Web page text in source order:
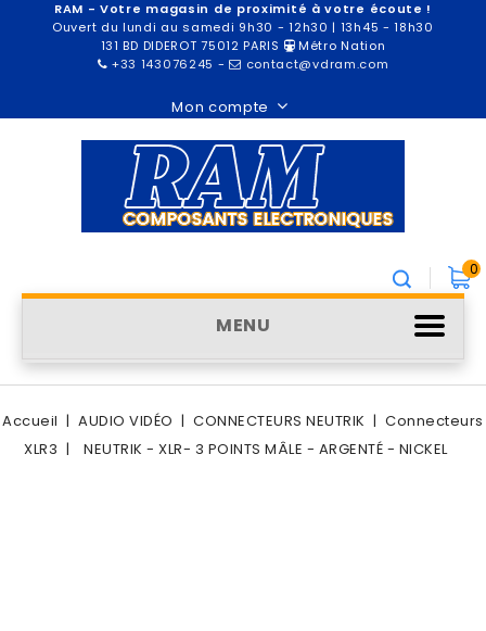
RAM - Votre magasin de proximité à votre écoute !
Ouvert du lundi au samedi 9h30 - 12h30 | 13h45 - 18h30
131 BD DIDEROT 75012 PARIS
Métro Nation
+33 143076245 - contact@vdram.com
Mon compte
0
MENU
Accueil AUDIO VIDÉO CONNECTEURS NEUTRIK
Connecteurs
XLR3
NEUTRIK - XLR- 3 POINTS MÂLE - ARGENTÉ - NICKEL